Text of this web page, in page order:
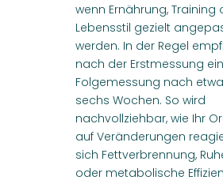
wenn Ernährung, Training
Lebensstil gezielt
werden. In der Regel
nach der Erstmessung
Folgemessung nach
sechs Wochen. So wird
nachvollziehbar, wie Ihr
auf Veränderungen
sich Fettverbrennung,
oder metabolische